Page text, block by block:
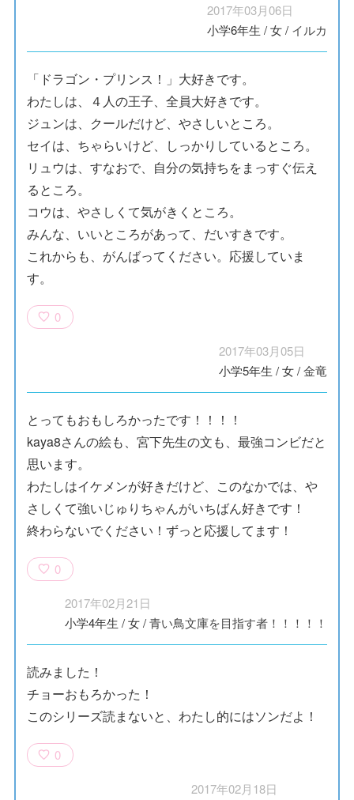
2017年03月06日
小学6年生 /女/ イルカ
「ドラゴン・プリンス！」大好きです。
わたしは、４人の王子、全員大好きです。
ジュンは、クールだけど、やさしいところ。
セイは、ちゃらいけど、しっかりしているところ。
リュウは、すなおで、自分の気持ちをまっすぐ伝え
るところ。
コウは、やさしくて気がきくところ。
みんな、いいところがあって、だいすきです。
これからも、がんばってください。応援していま
す。
0
2017年03月05日
小学5年生 /女/金竜
とってもおもしろかったです！！！！
kaya8さんの絵も、宮下先生の文も、最強コンビだと
思います。
わたしはイケメンが好きだけど、このなかでは、や
さしくて強いじゅりちゃんがいちばん好きです！
終わらないでください！ずっと応援してます！
0
2017年02月21日
小学4年生 /女/青い鳥文庫を目指す者！！！！！
読みました！
チョーおもろかった！
このシリーズ読まないと、わたし的にはソンだよ！
0
2017年02月18日